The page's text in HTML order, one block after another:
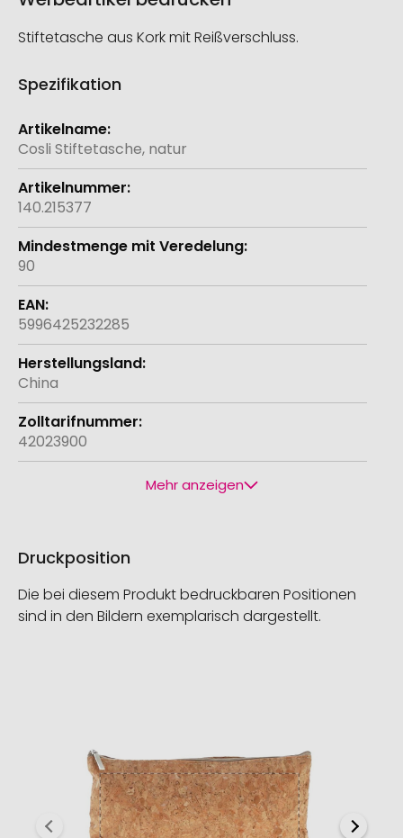
Stiftetasche aus Kork mit Reißverschluss.
Spezifikation
Weitere
Informationen
Cosli Stiftetasche, natur
140.215377
90
5996425232285
China
42023900
Mehr anzeigen
Druckposition
Die bei diesem Produkt bedruckbaren Positionen
sind in den Bildern exemplarisch dargestellt.